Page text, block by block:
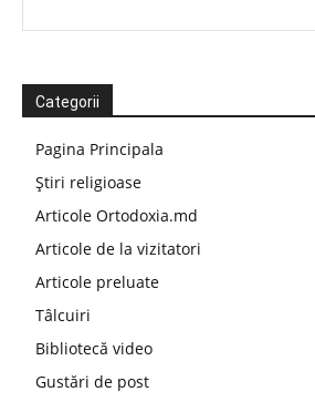
Categorii
Pagina Principala
Știri religioase
Articole Ortodoxia.md
Articole de la vizitatori
Articole preluate
Tâlcuiri
Bibliotecă video
Gustări de post